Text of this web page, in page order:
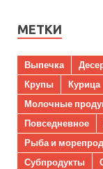
МЕТКИ
Выпечка
Крупы
Курица
Молочные
Повседневное
Рыба и
Субпродукты